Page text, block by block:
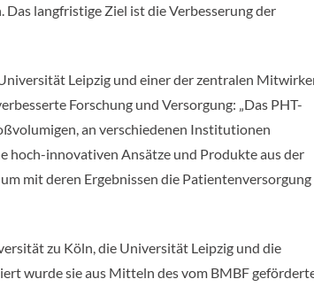
langfristige Ziel ist die Verbesserung der
Leipzig und einer der zentralen
Forschung und Versorgung: „Das PHT-
an verschiedenen Institutionen
hoch-innovativen Ansätze und Produkte aus der
mit deren Ergebnissen die Patientenversorgung
zu Köln, die Universität Leipzig und die
wurde sie aus Mitteln des vom BMBF